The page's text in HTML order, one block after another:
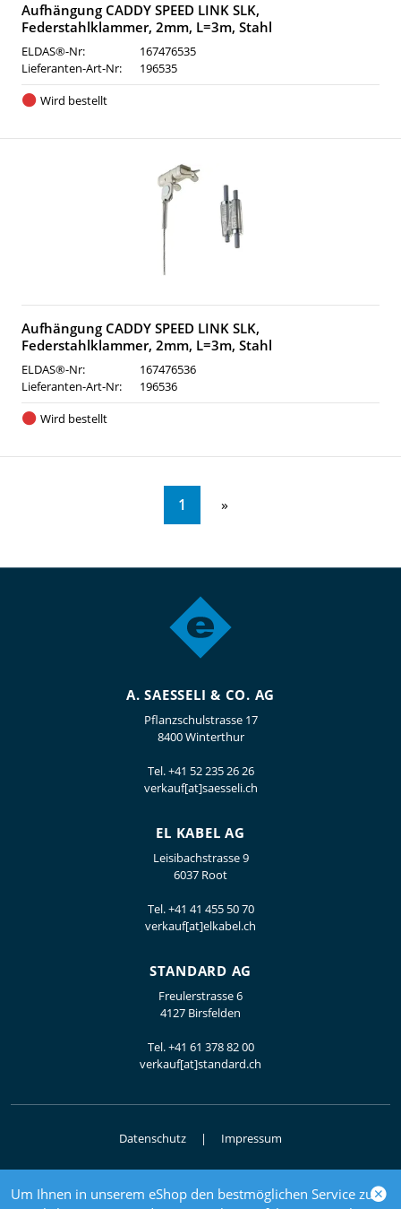
Um Ihnen in unserem eShop den bestmöglichen Service zu
Aufhängung CADDY SPEED LINK SLK,
Federstahlklammer, 2mm, L=3m, Stahl
ELDAS®-Nr:
167476535
Lieferanten-Art-Nr:
196535
Wird bestellt
Aufhängung CADDY SPEED LINK SLK,
Federstahlklammer, 2mm, L=3m, Stahl
ELDAS®-Nr:
167476536
Lieferanten-Art-Nr:
196536
Wird bestellt
1
A. SAESSELI & CO. AG
Pflanzschulstrasse 17
8400 Winterthur
Tel.+41 52 235 26 26
verkauf[at]saesseli.ch
EL KABEL AG
Leisibachstrasse 9
6037 Root
Tel.+41 41 455 50 70
verkauf[at]elkabel.ch
STANDARD AG
Freulerstrasse 6
4127 Birsfelden
Tel.+41 61 378 82 00
verkauf[at]standard.ch
Datenschutz Impressum